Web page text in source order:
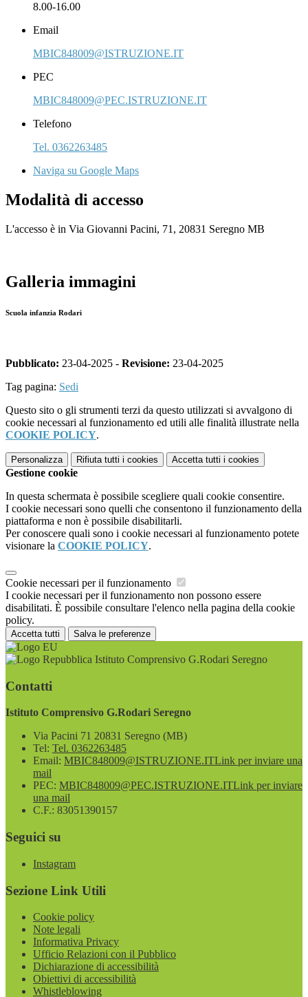
8.00-16.00
Email
MBIC848009@ISTRUZIONE.IT
PEC
MBIC848009@PEC.ISTRUZIONE.IT
Telefono
Tel. 0362263485
Naviga su Google Maps
Modalità di accesso
L'accesso è in Via Giovanni Pacini, 71, 20831 Seregno MB
Galleria immagini
Scuola infanzia Rodari
Pubblicato: 23-04-2025 - Revisione: 23-04-2025
Tag pagina: Sedi
Questo sito o gli strumenti terzi da questo utilizzati si avvalgono di
cookie necessari al funzionamento ed utili alle finalità illustrate nella
COOKIE POLICY.
Personalizza Rifiuta tutti i cookies Accetta tutti i cookies
Gestione cookie
In questa schermata è possibile scegliere quali cookie consentire.
I cookie necessari sono quelli che consentono il funzionamento della
piattaforma e non è possibile disabilitarli.
Per conoscere quali sono i cookie necessari al funzionamento potete
visionare la COOKIE POLICY.
Cookie necessari per il funzionamento
I cookie necessari per il funzionamento non possono essere
disabilitati. È possibile consultare l'elenco nella pagina della cookie
policy.
Accetta tutti Salva le preferenze
Istituto Comprensivo G.Rodari Seregno
Contatti
Istituto Comprensivo G.Rodari Seregno
Via Pacini 71 20831 Seregno (MB)
Tel: Tel. 0362263485
Email: MBIC848009@ISTRUZIONE.ITLink per inviare una
mail
PEC: MBIC848009@PEC.ISTRUZIONE.ITLink per inviare
una mail
C.F.: 83051390157
Seguici su
Instagram
Sezione Link Utili
Cookie policy
Note legali
Informativa Privacy
Ufficio Relazioni con il Pubblico
Dichiarazione di accessibilità
Obiettivi di accessibilità
Whistleblowing